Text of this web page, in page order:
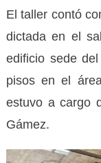
El taller contó
dictada en el
edificio sede
pisos en el
estuvo a cargo
Gámez.